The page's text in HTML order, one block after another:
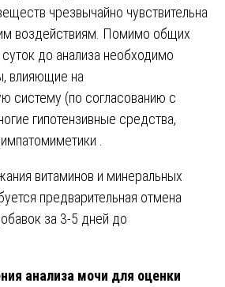
чрезвычайно чувствительна
воздействиям. Помимо общих
до анализа необходимо
влияющие на
систему (по согласованию с
гипотензивные средства,
.
витаминов и минеральных
предварительная отмена
за 3-5 дней до
анализа мочи для оценки